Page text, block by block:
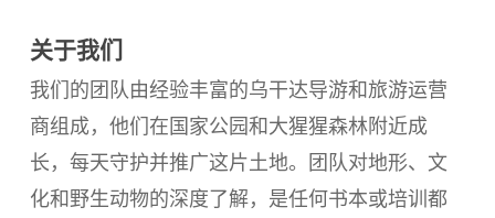
关于我们
我们的团队由经验丰富的乌干达导游和旅游运营
商组成，他们在国家公园和大猩猩森林附近成
长，每天守护并推广这片土地。团队对地形、文
化和野生动物的深度了解，是任何书本或培训都